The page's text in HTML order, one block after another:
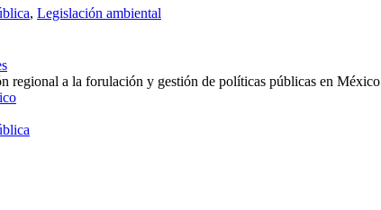
, Legislación ambiental
regional a la forulación y gestión de políticas públicas en México